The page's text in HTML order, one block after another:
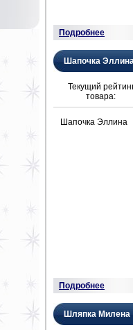
Подробнее
Шапочка
Текущий
товара:
Шапочка Эллина
Подробнее
Шляпка Милена